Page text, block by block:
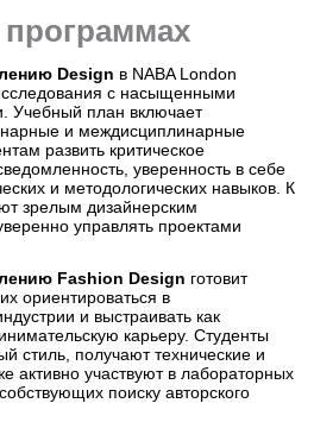
Design в NABA London
с насыщенными
Учебный план включает
и междисциплинарные
развить критическое
уверенность в себе
и методологических навыков. К
зрелым дизайнерским
управлять проектами
Fashion Design готовит
ориентироваться в
и выстраивать как
карьеру. Студенты
стиль, получают технические и
активно участвуют в лабораторных
поиску авторского